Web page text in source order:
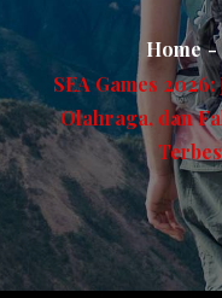
Home
SEA Games
Olahraga, dan